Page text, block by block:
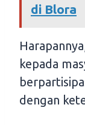
di Blora
kepada
dengan